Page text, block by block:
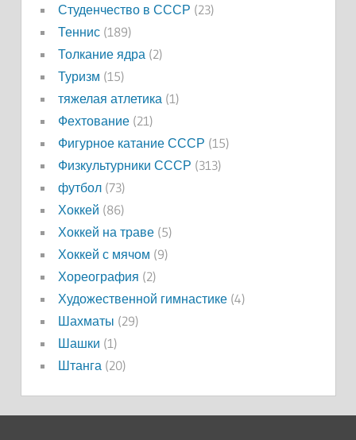
Студенчество в СССР (23)
Теннис(189)
Толкание ядра (2)
Туризм (15)
тяжелая атлетика (1)
Фехтование(21)
Фигурное катание СССР (15)
Физкультурники СССР (313)
футбол(73)
Хоккей (86)
Хоккей на траве(5)
Хоккей с мячом (9)
Хореография (2)
Художественной гимнастике(4)
Шахматы (29)
Шашки (1)
Штанга (20)